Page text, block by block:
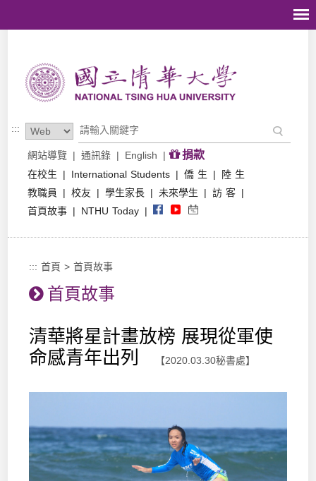
:::
網站導覽 | 通訊錄 | English | 捐款
在校生 | International Students | 僑 生 |
陸 生
教職員
| 校友 | 學生家長 | 未來學生 | 訪 客 |
首頁故事 | NTHU Today |
::: 首頁 >首頁故事
首頁故事
清華將星計畫放榜 展現從軍使
命感青年出列
【2020.03.30秘書處】